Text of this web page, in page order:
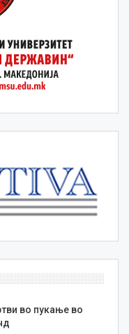
во пукање во